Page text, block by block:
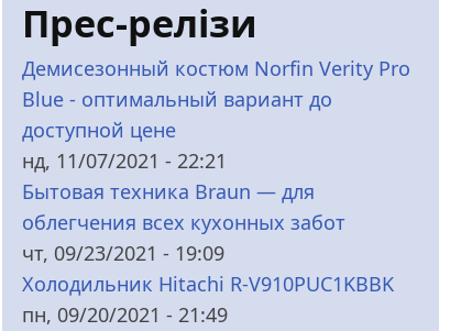
Прес-релізи
Демисезонный костюм Norfin Verity Pro
Blue - оптимальный вариант до
доступной цене
нд, 11/07/2021 - 22:21
Бытовая техника Braun — для
облегчения всех кухонных забот
чт, 09/23/2021 - 19:09
Холодильник Hitachi R-V910PUC1KBBK
пн, 09/20/2021 - 21:49